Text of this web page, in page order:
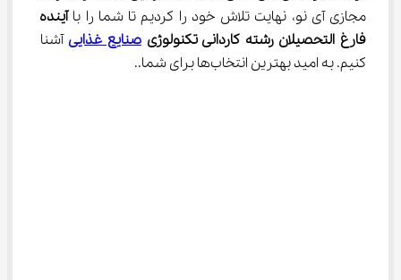
مجازی آی نو، نهایت تلاش خود را کردیم تا شما را با آینده
فارغ التحصیلان رشته کاردانی تکنولوژی صنایع غذایی آشنا
کنیم. به امید بهترین انتخاب‌ها برای شما..